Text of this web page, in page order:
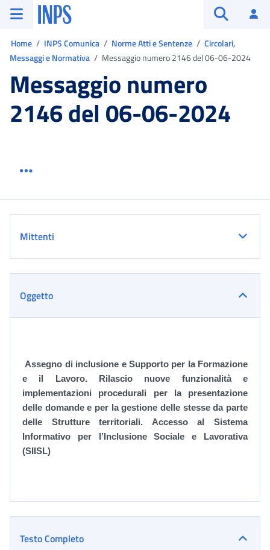
Vai al menu principale
Vai al contenuto principale
Vai al pie' di pagina
INPS ()
Home INPS Comunica Norme Atti e Sentenze
Circolari,
Messaggi e Normativa
Messaggio numero 2146 del 06-06-2024
Messaggio numero
2146 del 06-06-2024
Mittenti
Oggetto
Assegno di inclusione e Supporto per la Formazione
e il Lavoro. Rilascio nuove funzionalità e
implementazioni procedurali per la presentazione
delle domande e per la gestione delle stesse da parte
delle Strutture territoriali. Accesso al Sistema
Informativo per l’Inclusione Sociale e Lavorativa
(SIISL)
Testo Completo